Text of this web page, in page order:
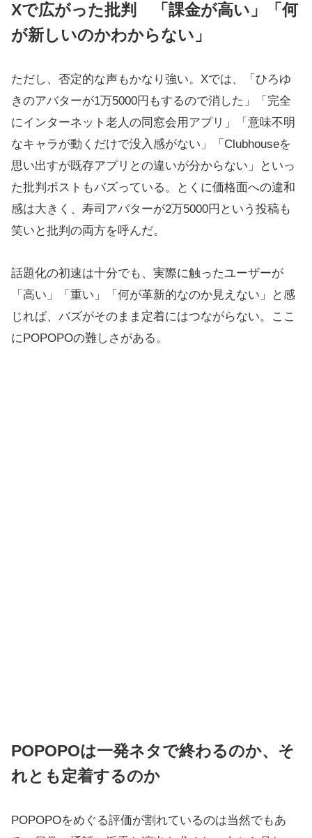
Xで広がった批判 「課金が高い」「何
が新しいのかわからない」
ただし、否定的な声もかなり強い。Xでは、「ひろゆ
きのアバターが1万5000円もするので消した」「完全
にインターネット老人の同窓会用アプリ」「意味不明
なキャラが動くだけで没入感がない」「Clubhouseを
思い出すが既存アプリとの違いが分からない」といっ
た批判ポストもバズっている。とくに価格面への違和
感は大きく、寿司アバターが2万5000円という投稿も
笑いと批判の両方を呼んだ。
話題化の初速は十分でも、実際に触ったユーザーが
「高い」「重い」「何が革新的なのか見えない」と感
じれば、バズがそのまま定着にはつながらない。ここ
にPOPOPOの難しさがある。
POPOPOは一発ネタで終わるのか、そ
れとも定着するのか
POPOPOをめぐる評価が割れているのは当然でもあ